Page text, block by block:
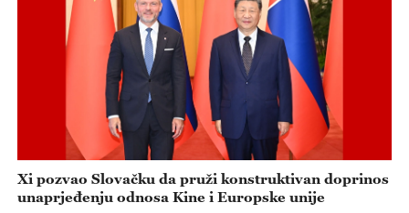
Xi pozvao Slovačku da pruži konstruktivan doprinos
unaprjeđenju odnosa Kine i Europske unije